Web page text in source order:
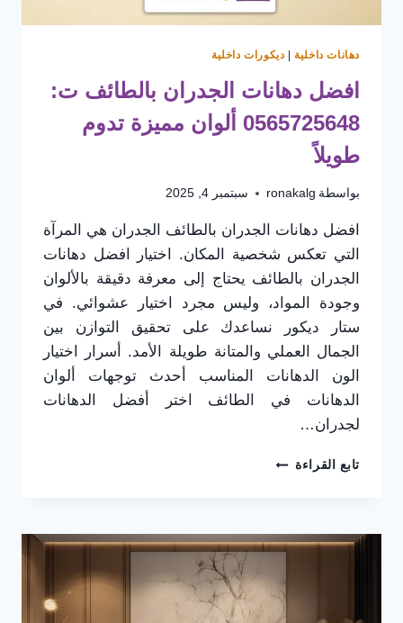
دهانات داخلية | ديكورات داخلية
افضل دهانات الجدران بالطائف ت:
0565725648 ألوان مميزة تدوم
طويلاً
بواسطة ronakalg سبتمبر 4, 2025
افضل دهانات الجدران بالطائف الجدران هي المرآة
التي تعكس شخصية المكان. اختيار افضل دهانات
الجدران بالطائف يحتاج إلى معرفة دقيقة بالألوان
وجودة المواد، وليس مجرد اختيار عشوائي. في
ستار ديكور نساعدك على تحقيق التوازن بين
الجمال العملي والمتانة طويلة الأمد. أسرار اختيار
الون الدهانات المناسب أحدث توجهات ألوان
الدهانات في الطائف اختر أفضل الدهانات
لجدران…
تابع القراءة افضل
ت:
0565725648
مميزة
تدوم